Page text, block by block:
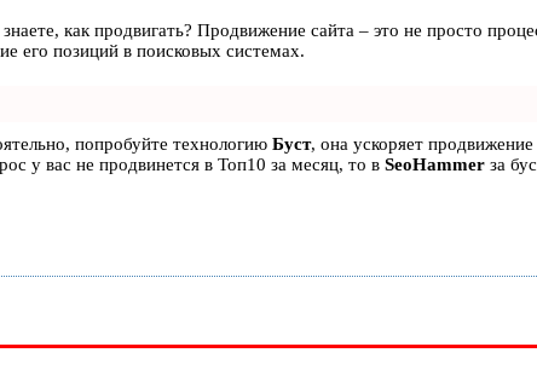
как продвигать? Продвижение сайта – это не просто
его позиций в поисковых системах.
попробуйте технологию Буст, она ускоряет
у вас не продвинется в Топ10 за месяц, то в SeoHammer за